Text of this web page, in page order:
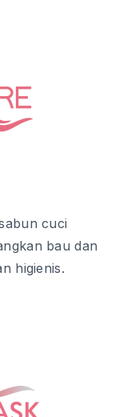
cuci
bau dan
higienis.